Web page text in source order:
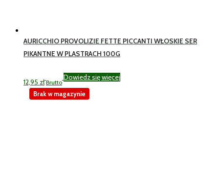
AURICCHIO PROVOLIZIE FETTE PICCANTI WŁOSKIE SER
PIKANTNE W PLASTRACH 100G
12,95 zł Brutto
Dowiedz się więcej
Brak w magazynie